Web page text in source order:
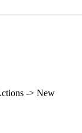
-> New